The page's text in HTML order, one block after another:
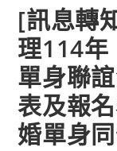
[訊息轉
理114年
單身聯
表及報
婚單身